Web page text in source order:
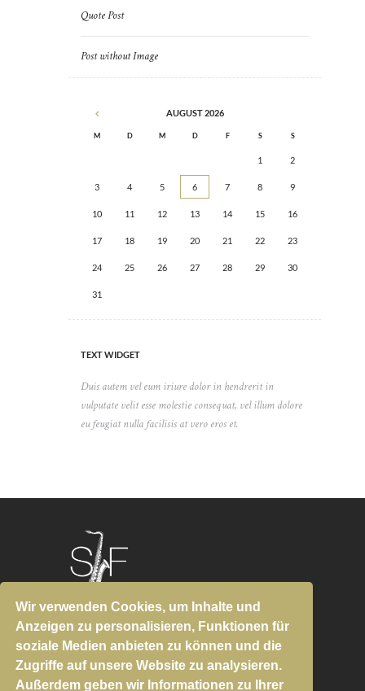
Wir verwenden Cookies, um Inhalte und
Anzeigen zu personalisieren, Funktionen für
soziale Medien anbieten zu können und die
Zugriffe auf unsere Website zu analysieren.
Außerdem geben wir Informationen zu Ihrer
Quote Post
Post without Image
AUGUST2026
M D M D F S S
1 2
3 4 5 6 7 8 9
10 11 12 13 14 15 16
17 18 19 20 21 22 23
24 25 26 27 28 29 30
31
TEXT WIDGET
Duis autem vel eum iriure dolor in hendrerit in
vulputate velit esse molestie consequat, vel illum dolore
eu feugiat nulla facilisis at vero eros et.
SIGI FINKEL© 2026
All Rights Reserved.
DATENSCHUTZ